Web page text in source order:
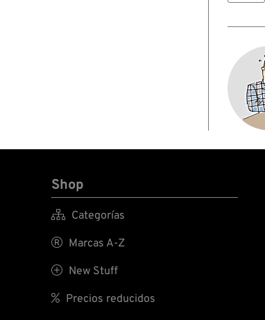
Shop
 Categorías
 Marcas A-Z
 New Stuff
 Precios reducidos